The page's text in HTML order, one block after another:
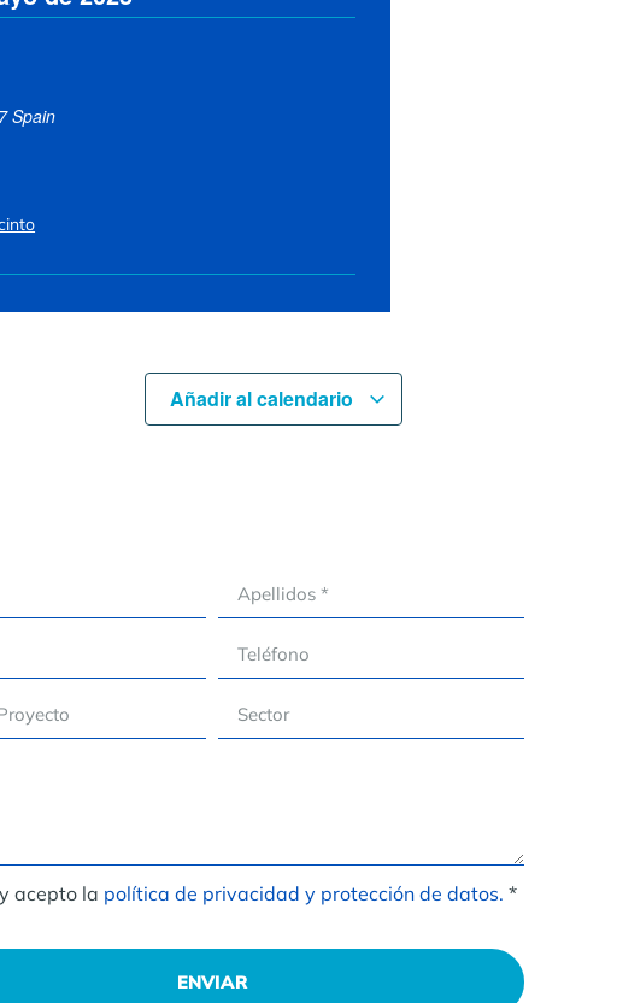
Spain
Añadir al calendario
acepto la política de privacidad y protección de datos. *
ENVIAR